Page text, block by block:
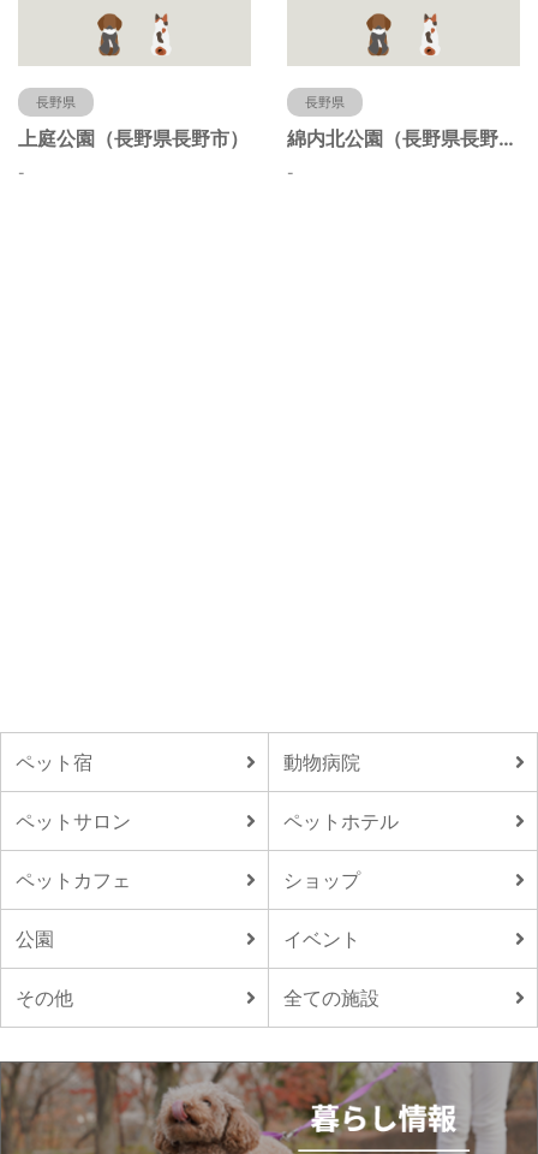
長野県
上庭公園（長野県長野市）
-
長野県
綿内北公園（長野県長野市）
-
ペット宿 動物病院
ペットサロン ペットホテル
ペットカフェ ショップ
公園 イベント
その他 全ての施設